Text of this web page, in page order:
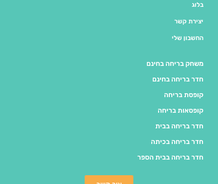
בלוג
יצירת קשר
החשבון שלי
משחק בריחה בחינם
חדר בריחה בחינם
קופסת בריחה
קופסאות בריחה
חדר בריחה בבית
חדר בריחה בכיתה
חדר בריחה בבית הספר